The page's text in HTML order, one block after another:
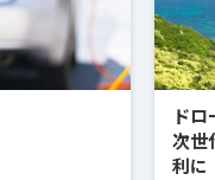
ド
次世
利に